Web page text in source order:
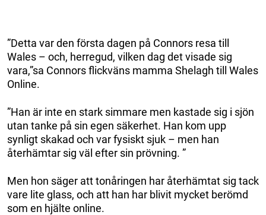
”Detta var den första dagen på Connors resa till
Wales – och, herregud, vilken dag det visade sig
vara,”sa Connors flickväns mamma Shelagh till Wales
Online.
”Han är inte en stark simmare men kastade sig i sjön
utan tanke på sin egen säkerhet. Han kom upp
synligt skakad och var fysiskt sjuk – men han
återhämtar sig väl efter sin prövning. ”
Men hon säger att tonåringen har återhämtat sig tack
vare lite glass, och att han har blivit mycket berömd
som en hjälte online.